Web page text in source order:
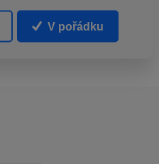
V pořádku